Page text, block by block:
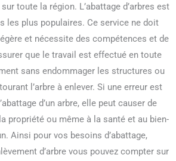
toute la région. L’abattage d’arbres est
les plus populaires. Ce service ne doit
et nécessite des compétences et de
que le travail est effectué en toute
sans endommager les structures ou
l’arbre à enlever. Si une erreur est
d’un arbre, elle peut causer de
propriété ou même à la santé et au bien-
Ainsi pour vos besoins d’abattage,
d’arbre vous pouvez compter sur